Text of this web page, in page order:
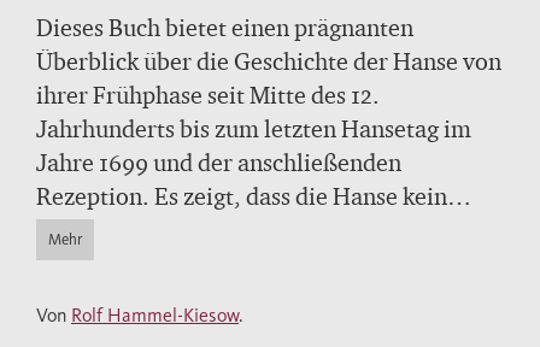
Dieses Buch bietet einen prägnanten
Überblick über die Geschichte der Hanse von
ihrer Frühphase seit Mitte des 12.
Jahrhunderts bis zum letzten Hansetag im
Jahre 1699 und der anschließenden
Rezeption. Es zeigt, dass die Hanse kein
hierarchisch gegliederter Städtebund war,
sondern ein Bund von Egoisten, die sich zur
zusammenschlossen.
Mehr
Von Rolf Hammel-Kiesow.